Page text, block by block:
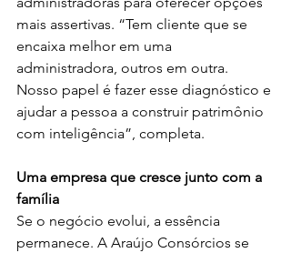
mais assertivas. “Tem cliente que se
encaixa melhor em uma
administradora, outros em outra.
Nosso papel é fazer esse diagnóstico e
ajudar a pessoa a construir patrimônio
com inteligência”, completa.
Uma empresa que cresce junto com a
família
Se o negócio evolui, a essência
permanece. A Araújo Consórcios se